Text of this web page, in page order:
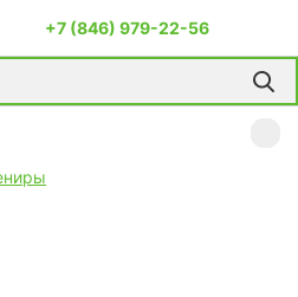
+7 (846) 979-22-56